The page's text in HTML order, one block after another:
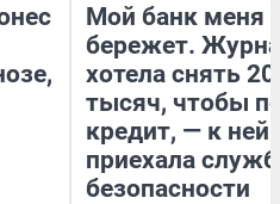
Мой банк меня
бережет.
хотела снять
тысяч, чтобы
кредит, — к
приехала
безопасности